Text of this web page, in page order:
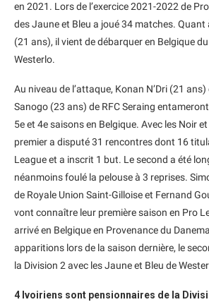
en 2021. Lors de l’exercice 2021-2022 de
des Jaune et Bleu a joué 34 matches. Quant
(21 ans), il vient de débarquer en Belgique
Westerlo.
Au niveau de l’attaque, Konan N’Dri (21 ans)
Sanogo (23 ans) de RFC Seraing
5e et 4e saisons en Belgique. Avec les Noir et
premier a disputé 31 rencontres dont 16
League et a inscrit 1 but. Le second a été
néanmoins foulé la pelouse à 3 reprises.
de Royale Union Saint-Gilloise et Fernand
vont connaître leur première saison en Pro
arrivé en Belgique en Provenance du
apparitions lors de la saison dernière, le
la Division 2 avec les Jaune et Bleu de
4 Ivoiriens sont pensionnaires de la